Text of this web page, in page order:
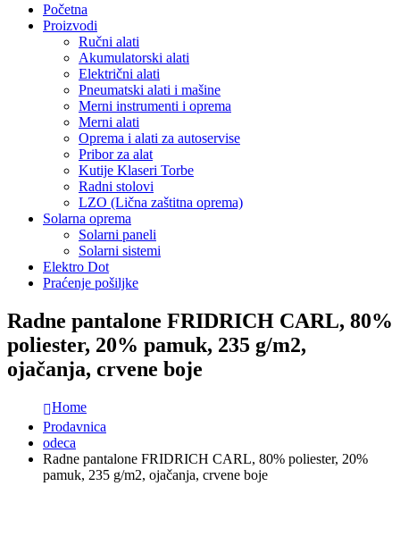
Početna
Proizvodi
Ručni alati
Akumulatorski alati
Električni alati
Pneumatski alati i mašine
Merni instrumenti i oprema
Merni alati
Oprema i alati za autoservise
Pribor za alat
Kutije Klaseri Torbe
Radni stolovi
LZO (Lična zaštitna oprema)
Solarna oprema
Solarni paneli
Solarni sistemi
Elektro Dot
Praćenje pošiljke
Radne pantalone FRIDRICH CARL, 80%
poliester, 20% pamuk, 235 g/m2,
ojačanja, crvene boje
Home
Prodavnica
odeca
Radne pantalone FRIDRICH CARL, 80% poliester, 20%
pamuk, 235 g/m2, ojačanja, crvene boje